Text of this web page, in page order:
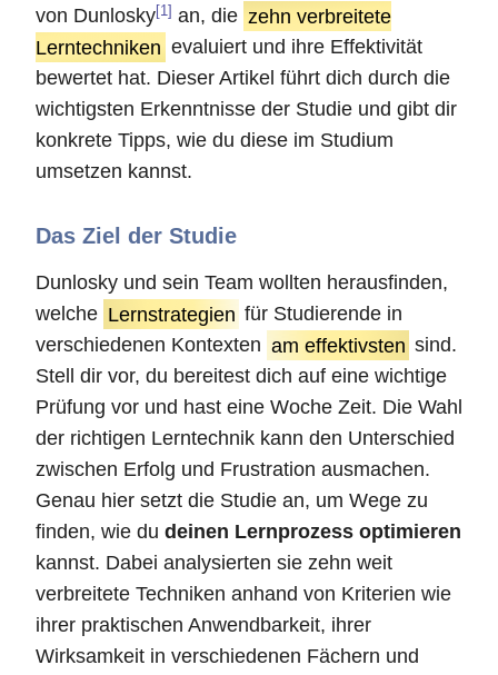
von Dunlosky[1] an, die zehn verbreitete
Lerntechniken evaluiert und ihre Effektivität
bewertet hat. Dieser Artikel führt dich durch die
wichtigsten Erkenntnisse der Studie und gibt dir
konkrete Tipps, wie du diese im Studium
umsetzen kannst.
Das Ziel der Studie
Dunlosky und sein Team wollten herausfinden,
welche Lernstrategien für Studierende in
verschiedenen Kontexten am effektivsten sind.
Stell dir vor, du bereitest dich auf eine wichtige
Prüfung vor und hast eine Woche Zeit. Die Wahl
der richtigen Lerntechnik kann den Unterschied
zwischen Erfolg und Frustration ausmachen.
Genau hier setzt die Studie an, um Wege zu
finden, wie du deinen Lernprozess optimieren
kannst. Dabei analysierten sie zehn weit
verbreitete Techniken anhand von Kriterien wie
ihrer praktischen Anwendbarkeit, ihrer
Wirksamkeit in verschiedenen Fächern und